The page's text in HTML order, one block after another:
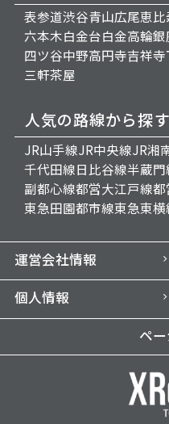
表参道渋谷青山広尾恵比
六本木白金台白金高輪銀
四ツ谷中野高円寺吉祥寺
三軒茶屋
人気の路線から探す
JR山手線JR中央線JR湘
千代田線日比谷線半蔵門
副都心線都営大江戸線都
東急田園都市線東急東横
運営会社情報
個人情報
ペ